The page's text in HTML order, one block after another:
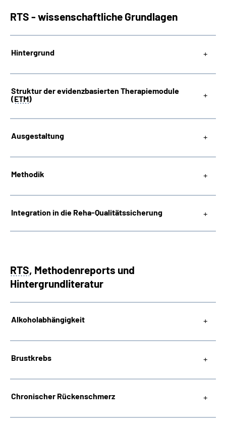
RTS - wissenschaftliche Grundlagen
Hintergrund
Struktur der evidenzbasierten Therapiemodule
(ETM)
Ausgestaltung
Methodik
Integration in die Reha-Qualitätssicherung
RTS, Methodenreports und
Hintergrundliteratur
Alkoholabhängigkeit
Brustkrebs
Chronischer Rückenschmerz